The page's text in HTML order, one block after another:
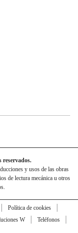
reservados.
y usos de las obras
de lectura mecánica u otros
Política de cookies
W
Teléfonos